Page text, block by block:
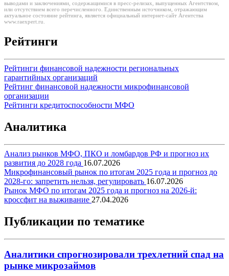
выводами и заключениями, содержащимися в пресс-релизах, выпущенных Агентством,
или отсутствием всего перечисленного. Единственным источником, отражающим
актуальное состояние рейтинга, является официальный интернет-сайт Агентства
www.raexpert.ru.
Рейтинги
Рейтинги финансовой надежности региональных
гарантийных организаций
Рейтинг финансовой надежности микрофинансовой
организации
Рейтинги кредитоспособности МФО
Аналитика
Анализ рынков МФО, ПКО и ломбардов РФ и прогноз их
развития до 2028 года 16.07.2026
Микрофинансовый рынок по итогам 2025 года и прогноз до
2028-го: запретить нельзя, регулировать 16.07.2026
Рынок МФО по итогам 2025 года и прогноз на 2026-й:
кроссфит на выживание 27.04.2026
Публикации по тематике
Аналитики спрогнозировали трехлетний спад на
рынке микрозаймов